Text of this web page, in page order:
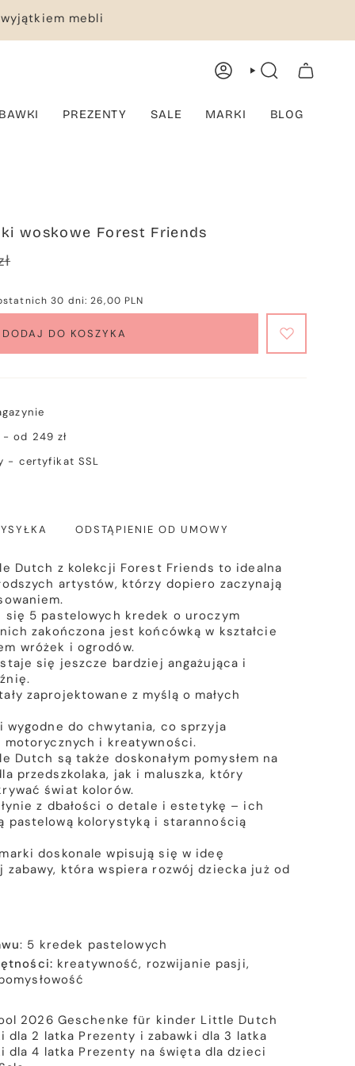
mebli
KONTO WYSZUKIWANIE
PREZENTY SALE MARKI BLOG
woskowe Forest Friends
30 dni:26,00 PLN
DODAJ DO KOSZYKA
- od 249 zł
- certyfikat SSL
ODSTĄPIENIE OD UMOWY
Dutch z kolekcji Forest Friends to idealna
artystów, którzy dopiero zaczynają
się 5 pastelowych kredek o uroczym
zakończona jest końcówką w kształcie
wróżek i ogrodów.
się jeszcze bardziej angażująca i
zaprojektowane z myślą o małych
wygodne do chwytania, co sprzyja
i kreatywności.
Dutch są także doskonałym pomysłem na
przedszkolaka, jak i maluszka, który
świat kolorów.
z dbałości o detale i estetykę – ich
pastelową kolorystyką i starannością
doskonale wpisują się w ideę
zabawy, która wspiera rozwój dziecka już od
: 5 kredek pastelowych
kreatywność, rozwijanie pasji,
2026 Geschenke für kinder Little Dutch
dla 2 latka Prezenty i zabawki dla 3 latka
dla 4 latka Prezenty na święta dla dzieci